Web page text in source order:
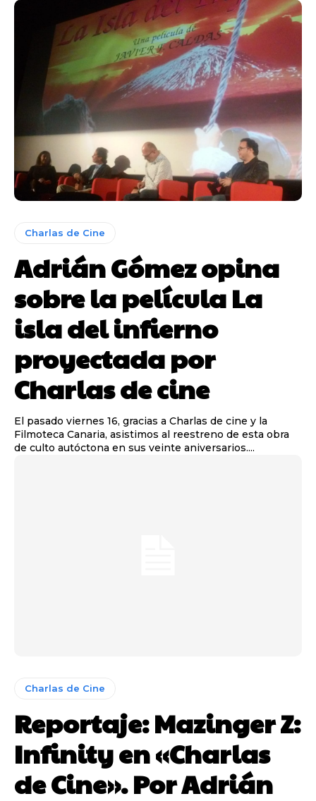
Charlas de Cine
Adrián Gómez opina
sobre la película La
isla del infierno
proyectada por
Charlas de cine
El pasado viernes 16, gracias a Charlas de cine y la
Filmoteca Canaria, asistimos al reestreno de esta obra
de culto autóctona en sus veinte aniversarios....
Charlas de Cine
Reportaje: Mazinger Z:
Infinity en «Charlas
de Cine». Por Adrián